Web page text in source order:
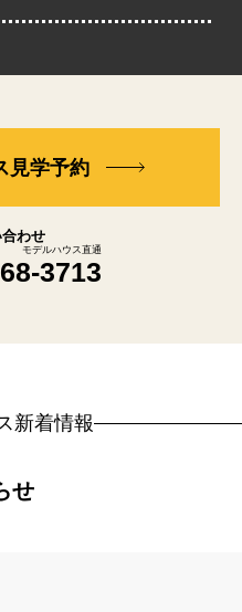
見学予約
わせ
3713
モデルハウス直通
新着情報
せ